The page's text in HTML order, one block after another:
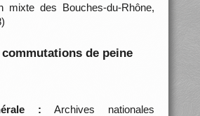
mixte des Bouches-du-Rhône,
de peine
: Archives nationales